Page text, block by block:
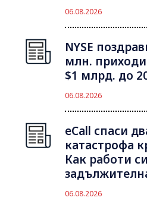
06.08.2026
NYSE
млн.
$1 млрд. до
06.08.2026
eCall спаси
катастрофа
Как работи
06.08.2026